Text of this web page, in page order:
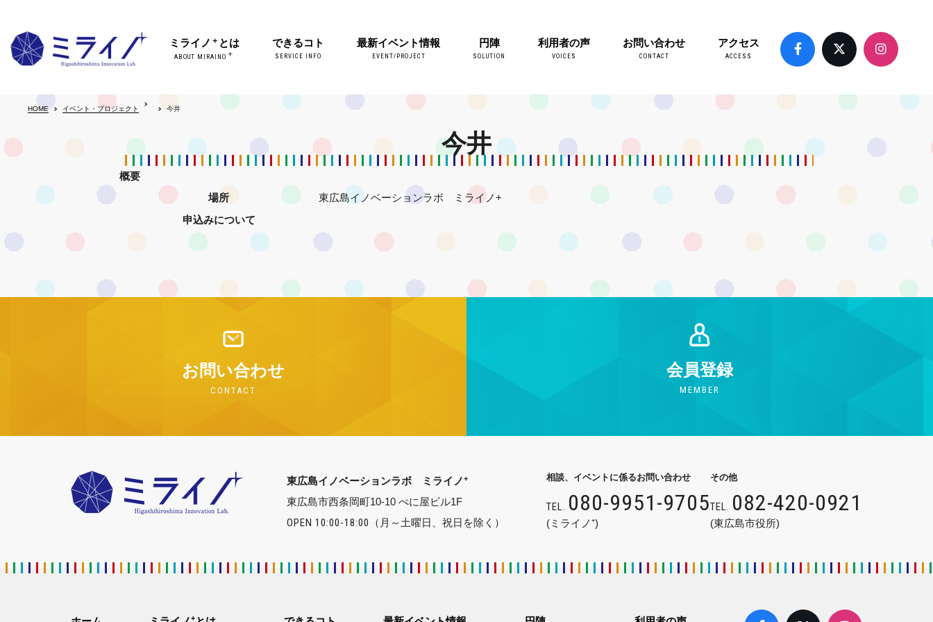
ミライノ ＋ とは
ABOUT MIRAINO ＋
できるコト
SERVICE INFO
最新イベント情報
EVENT/PROJECT
円陣
SOLUTION
利用者の声
VOICES
お問い合わせ
CONTACT
アクセス
ACCESS
HOME イベント・プロジェクト 今井
今井
概要
場所
東広島イノベーションラボ ミライノ+
申込みについて
お問い合わせ
CONTACT
会員登録
MEMBER
東広島イノベーションラボ ミライノ+
東広島市西条岡町10-10 べに屋ビル1F
OPEN 10:00-18:00 （月～土曜日、祝日を除く）
相談、イベントに係るお問い合わせ
TEL. 080-9951-9705
(ミライノ⁺)
その他
TEL. 082-420-0921
(東広島市役所)
+